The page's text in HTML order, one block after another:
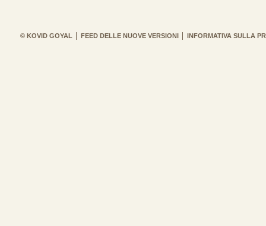
© KOVID GOYAL FEED DELLE NUOVE VERSIONI INFORMATIVA SULLA